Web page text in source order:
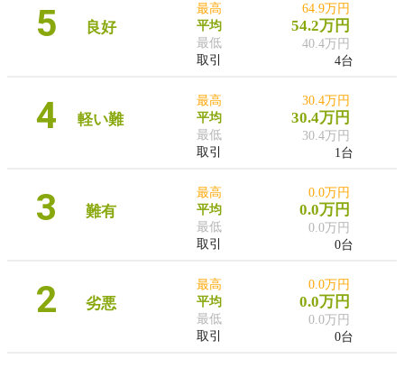
5 良好
最高
平均
最低
取引
64.9万円
54.2万円
40.4万円
4台
4 軽い難
最高
平均
最低
取引
30.4万円
30.4万円
30.4万円
1台
3 難有
最高
平均
最低
取引
0.0万円
0.0万円
0.0万円
0台
2 劣悪
最高
平均
最低
取引
0.0万円
0.0万円
0.0万円
0台